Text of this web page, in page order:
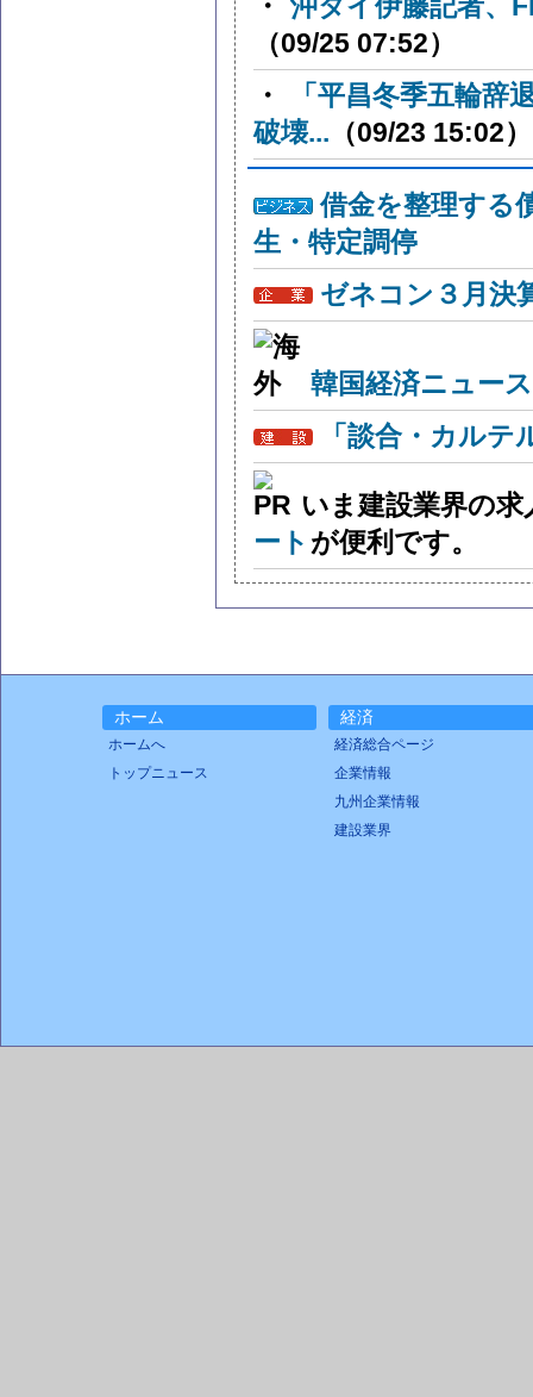
（09/25 07:52）
・
「平昌冬季五輪
破壊... （09/23 15:02）
借金を整理する
生・特定調停
ゼネコン３月決
韓国経済ニュー
「談合・カル
いま建設業界の
ート が便利です。
ホーム
ホームへ
トップニュース
経済
経済総合ページ
企業情報
九州企業情報
建設業界